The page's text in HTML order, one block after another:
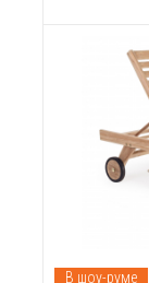
В шоу-руме